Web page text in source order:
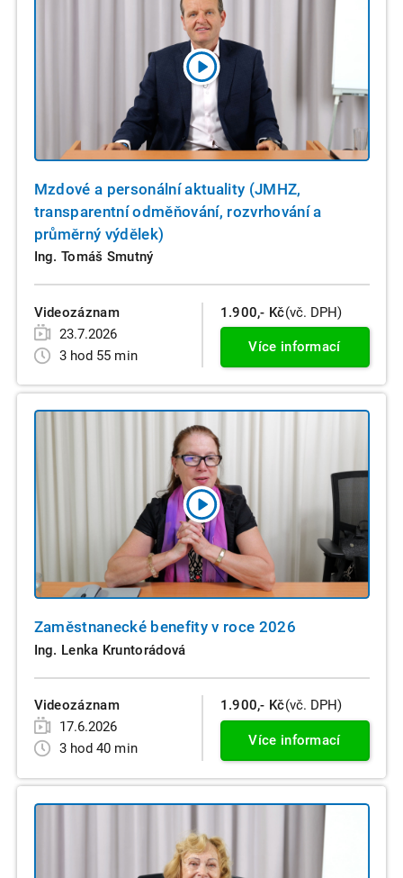
Mzdové a personální aktuality (JMHZ,
transparentní odměňování, rozvrhování a
průměrný výdělek)
Ing. Tomáš Smutný
Videozáznam
23.7.2026
3 hod 55 min
1.900,- Kč(vč. DPH)
Více informací
Zaměstnanecké benefity v roce 2026
Ing. Lenka Kruntorádová
Videozáznam
17.6.2026
3 hod 40 min
1.900,- Kč(vč. DPH)
Více informací